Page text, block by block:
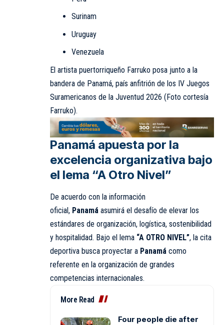
Surinam
Uruguay
Venezuela
El artista puertorriqueño Farruko posa junto a la
bandera de Panamá, país anfitrión de los IV Juegos
Suramericanos de la Juventud 2026 (Foto cortesía
Farruko).
Panamá apuesta por la
excelencia organizativa bajo
el lema “A Otro Nivel”
De acuerdo con la información
oficial, Panamá asumirá el desafío de elevar los
estándares de organización, logística, sostenibilidad
y hospitalidad. Bajo el lema “A OTRO NIVEL”, la cita
deportiva busca proyectar a Panamá como
referente en la organización de grandes
competencias internacionales.
More Read
Four people die after